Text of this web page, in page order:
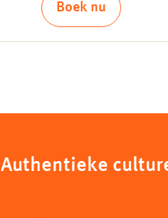
Boek nu
Authentieke